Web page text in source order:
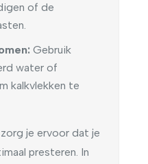
of de
Gebruik
water of
kalkvlekken te
je ervoor dat je
presteren. In